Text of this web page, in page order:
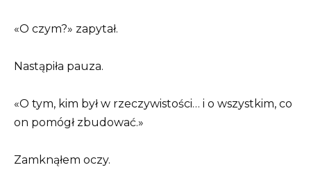
«O czym?» zapytał.
Nastąpiła pauza.
«O tym, kim był w rzeczywistości… i o wszystkim, co
on pomógł zbudować.»
Zamknąłem oczy.